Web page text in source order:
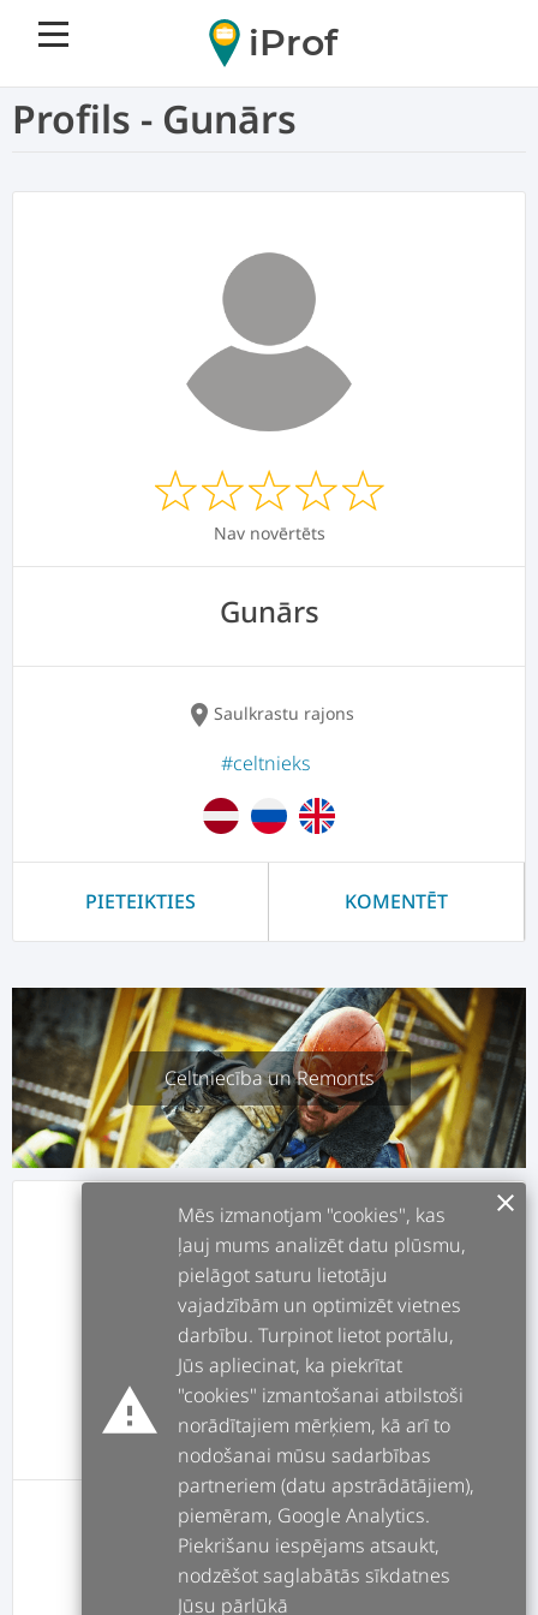
iProf
Profils - Gunārs
Nav novērtēts
Gunārs
location_on Saulkrastu rajons
#celtnieks
PIETEIKTIES KOMENTĒT
Celtniecība un Remonts
infoAPRAKSTS
assignment
forumPOSTI
message ATSAUKSMES
Lietotājs nav pievienojis aprakstu
warning
Mēs izmanotjam "cookies", kas
ļauj mums analizēt datu plūsmu,
pielāgot saturu lietotāju
vajadzībām un optimizēt vietnes
darbību. Turpinot lietot portālu,
Jūs apliecinat, ka piekrītat
"cookies" izmantošanai atbilstoši
norādītajiem mērķiem, kā arī to
nodošanai mūsu sadarbības
partneriem (datu apstrādātājiem),
piemēram, Google Analytics.
Piekrišanu iespējams atsaukt,
nodzēšot saglabātās sīkdatnes
Jūsu pārlūkā
clear